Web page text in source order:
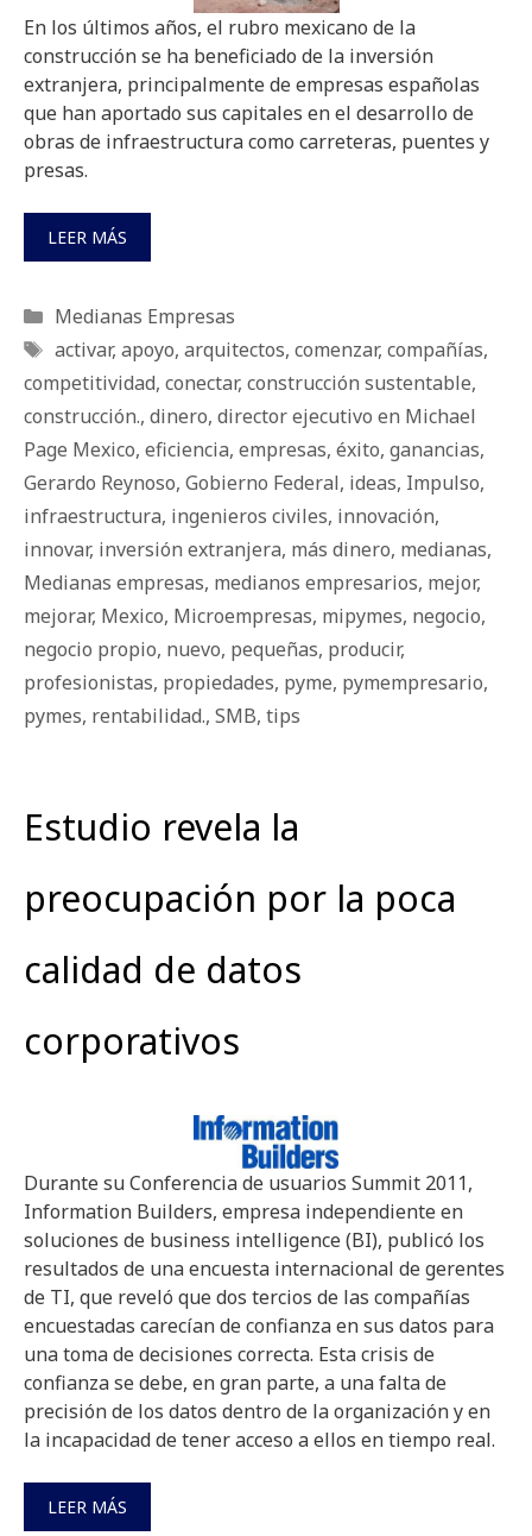
En los últimos años, el rubro mexicano de la
construcción se ha beneficiado de la inversión
extranjera, principalmente de empresas españolas
que han aportado sus capitales en el desarrollo de
obras de infraestructura como carreteras, puentes y
presas.
LEER MÁS
Categorías
Medianas Empresas
Etiquetas
activar, apoyo, arquitectos, comenzar, compañías,
competitividad, conectar, construcción sustentable,
construcción., dinero, director ejecutivo en Michael
Page Mexico, eficiencia, empresas, éxito, ganancias,
Gerardo Reynoso, Gobierno Federal, ideas, Impulso,
infraestructura, ingenieros civiles, innovación,
innovar, inversión extranjera, más dinero, medianas,
Medianas empresas, medianos empresarios, mejor,
mejorar, Mexico, Microempresas, mipymes, negocio,
negocio propio, nuevo, pequeñas, producir,
profesionistas, propiedades, pyme, pymempresario,
pymes, rentabilidad., SMB, tips
Estudio revela la
preocupación por la poca
calidad de datos
corporativos
Durante su Conferencia de usuarios Summit 2011,
Information Builders, empresa independiente en
soluciones de business intelligence (BI), publicó los
resultados de una encuesta internacional de gerentes
de TI, que reveló que dos tercios de las compañías
encuestadas carecían de confianza en sus datos para
una toma de decisiones correcta. Esta crisis de
confianza se debe, en gran parte, a una falta de
precisión de los datos dentro de la organización y en
la incapacidad de tener acceso a ellos en tiempo real.
LEER MÁS